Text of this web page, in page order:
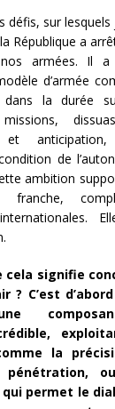
défis, sur
République a
armées. Il a
d’armée
dans la durée
et
de
ambition
franche,
cela signifie
? C’est
la
pénétration,
permet le